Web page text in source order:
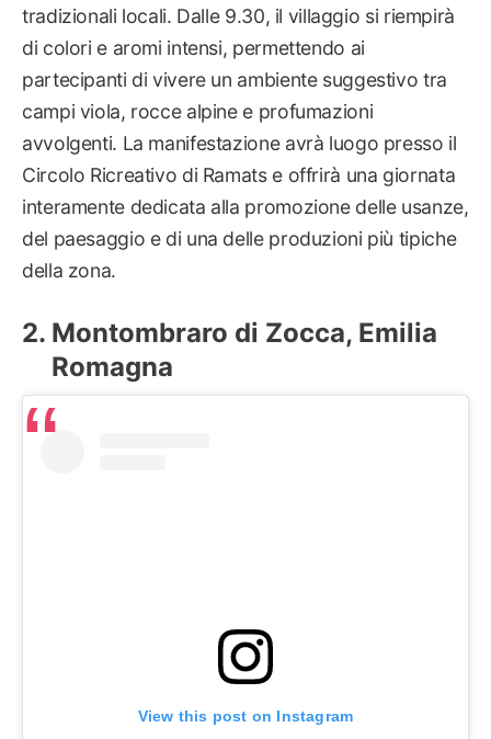
tradizionali locali. Dalle 9.30, il villaggio si riempirà
di colori e aromi intensi, permettendo ai
partecipanti di vivere un ambiente suggestivo tra
campi viola, rocce alpine e profumazioni
avvolgenti. La manifestazione avrà luogo presso il
Circolo Ricreativo di Ramats e offrirà una giornata
interamente dedicata alla promozione delle usanze,
del paesaggio e di una delle produzioni più tipiche
della zona.
Montombraro di Zocca, Emilia
Romagna
View this post on Instagram